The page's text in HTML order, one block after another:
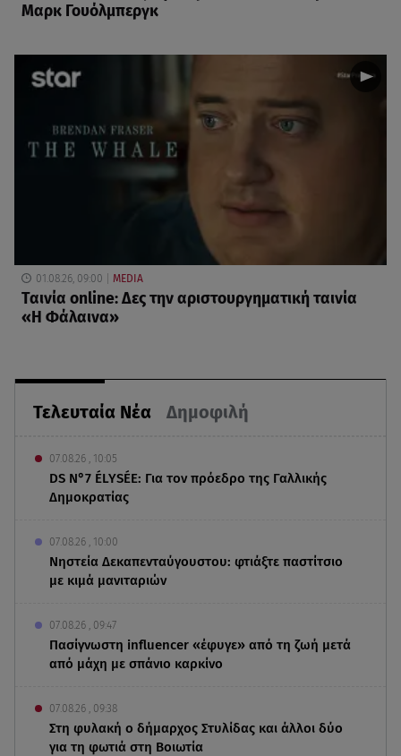
Τελευταία Νέα Δημοφιλή
07.08.26 , 10:05
DS N°7 ÉLYSÉE: Για τον πρόεδρο της Γαλλικής
Δημοκρατίας
07.08.26 , 10:00
Νηστεία Δεκαπενταύγουστου: φτιάξτε παστίτσιο
με κιμά μανιταριών
07.08.26 , 09:47
Πασίγνωστη influencer «έφυγε» από τη ζωή μετά
από μάχη με σπάνιο καρκίνο
07.08.26 , 09:38
Στη φυλακή ο δήμαρχος Στυλίδας και άλλοι δύο
για τη φωτιά στη Βοιωτία
Μαρκ Γουόλμπεργκ
01.08.26, 09:00 MEDIA
Ταινία online: Δες την αριστουργηματική ταινία
«Η Φάλαινα»